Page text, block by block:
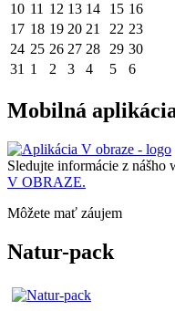
10 11 12 13 14 15 16
17 18 19 20 21 22 23
24 25 26 27 28 29 30
31 1 2 3 4 5 6
Mobilná
Sledujte informácie z nášho
V OBRAZE.
Môžete mať záujem
Natur-pack